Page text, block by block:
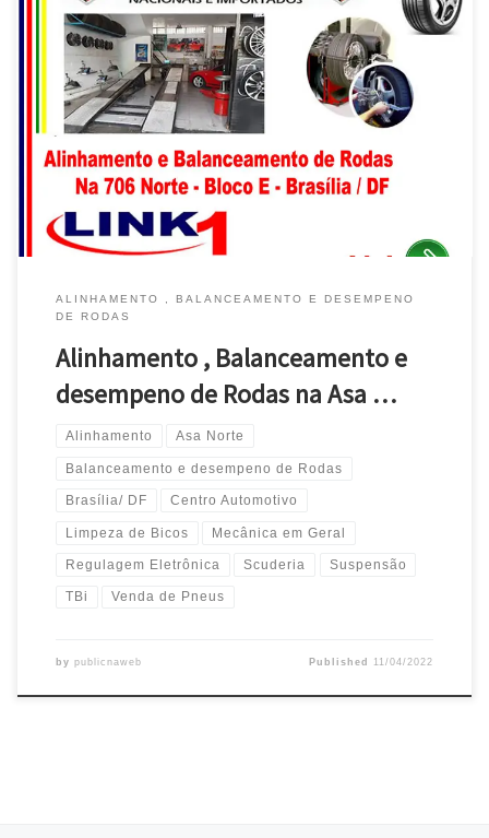
Na Scuderia , Alinhamento e Desempeno de Rodas na Asa Norte –
Brasília/DF Ford Edge , Balanceamento e Desempeno de Rodas
na Asa Norte – Brasília/DF Fiat Siena , Balanceamento e
Desempeno de Rodas na Asa Norte – Brasília/DF Ford Ranger ,
Balanceamento e Desempeno de Rodas na Asa […]
ALINHAMENTO , BALANCEAMENTO E DESEMPENO
DE RODAS
Alinhamento , Balanceamento e
desempeno de Rodas na Asa …
Alinhamento Asa Norte
Balanceamento e desempeno de Rodas
Brasília/ DF Centro Automotivo
Limpeza de Bicos Mecânica em Geral
Regulagem Eletrônica Scuderia Suspensão
TBi Venda de Pneus
by publicnaweb Published 11/04/2022